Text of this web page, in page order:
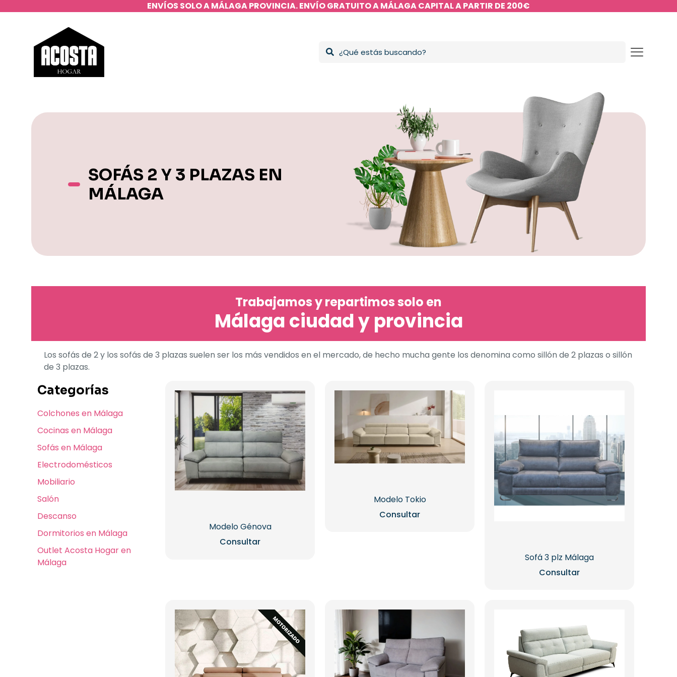
ENVÍOS SOLO A MÁLAGA PROVINCIA. ENVÍO GRATUITO A MÁLAGA CAPITAL A PARTIR DE 200€
SOFÁS 2 Y 3 PLAZAS EN
MÁLAGA
Trabajamos y repartimos solo en
Málaga ciudad y provincia
Los sofás de 2 y los sofás de 3 plazas suelen ser los más vendidos en el mercado, de hecho mucha gente los denomina como sillón de 2 plazas o sillón
de 3 plazas.
Categorías
Colchones en Málaga
Cocinas en Málaga
Sofás en Málaga
Electrodomésticos
Mobiliario
Salón
Descanso
Dormitorios en Málaga
Outlet Acosta Hogar en
Málaga
Modelo Génova
Consultar
Modelo Tokio
Consultar
Sofá 3 plz Málaga
Consultar